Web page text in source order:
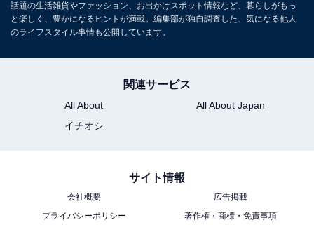
「プライム会員」なら便利でお得な特典が全
Amazonプライムは、月額600円（税込）または年間
5900円（税込）で、多彩な特典を提供する会員制プログ
ラムです。
なサービスを利用できるようになります。
話題の生活雑貨やファッション、お出かけスポット情報など、暮らしがもっ
と楽しく、豊かになるヒントが満載。編集部が独自調査した、気になる他人
のライフスタイル事情も公開しています。
関連サービス
All About
All About Japan
イチオシ
サイト情報
会社概要
広告掲載
プライバシーポリシー
著作権・商標・免責事項